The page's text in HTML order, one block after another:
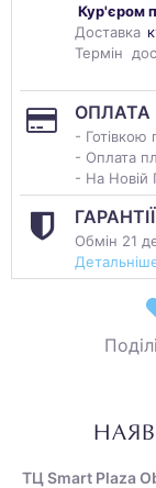
Кур'єром
Доставка к
Термін
ОПЛАТА
- Готівкою
- Оплата
- На Новій
ГАРАНТІЇ
Обмін 21
ТЦ Smart Plaza